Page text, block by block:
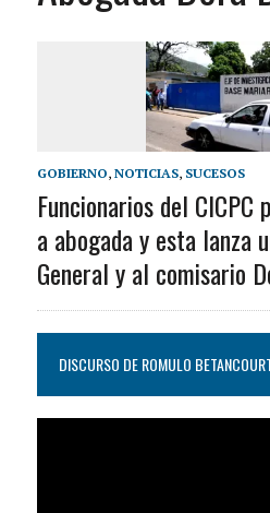
GOBIERNO, NOTICIAS, SUCESOS
Funcionarios del CICPC
a abogada y esta lanza
General y al comisario
DISCURSO DE ROMULO